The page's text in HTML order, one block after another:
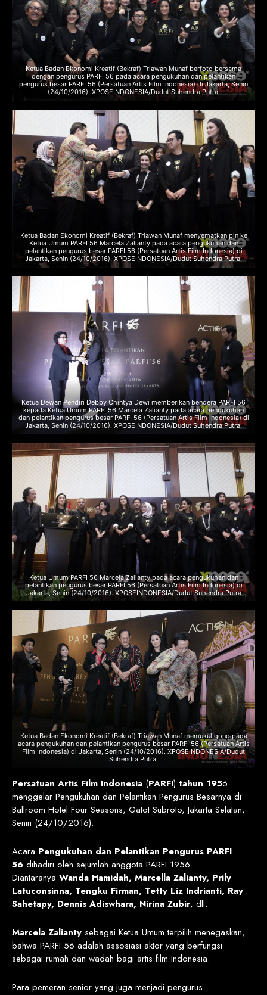
Ketua Badan Ekonomi Kreatif (Bekraf) Triawan Munaf berfoto bersama
dengan pengurus PARFI 56 pada acara pengukuhan dan pelantikan
pengurus besar PARFI 56 (Persatuan Artis Film Indonesia) di Jakarta, Senin
(24/10/2016). XPOSEINDONESIA/Dudut Suhendra Putra.
Ketua Badan Ekonomi Kreatif (Bekraf) Triawan Munaf menyematkan pin ke
Ketua Umum PARFI 56 Marcela Zalianty pada acara pengukuhan dan
pelantikan pengurus besar PARFI 56 (Persatuan Artis Film Indonesia) di
Jakarta, Senin (24/10/2016). XPOSEINDONESIA/Dudut Suhendra Putra.
Ketua Dewan Pendiri Debby Chintya Dewi memberikan bendera PARFI 56
kepada Ketua Umum PARFI 56 Marcela Zalianty pada acara pengukuhan
dan pelantikan pengurus besar PARFI 56 (Persatuan Artis Film Indonesia) di
Jakarta, Senin (24/10/2016). XPOSEINDONESIA/Dudut Suhendra Putra.
Ketua Umum PARFI 56 Marcela Zalianty pada acara pengukuhan dan
pelantikan pengurus besar PARFI 56 (Persatuan Artis Film Indonesia) di
Jakarta, Senin (24/10/2016). XPOSEINDONESIA/Dudut Suhendra Putra
Ketua Badan Ekonomi Kreatif (Bekraf) Triawan Munaf memukul gong pada
acara pengukuhan dan pelantikan pengurus besar PARFI 56 (Persatuan Artis
Film Indonesia) di Jakarta, Senin (24/10/2016). XPOSEINDONESIA/Dudut
Suhendra Putra.
Persatuan Artis Film Indonesia (PARFI) tahun 1956
menggelar Pengukuhan dan Pelantikan Pengurus Besarnya di
Ballroom Hotel Four Seasons, Gatot Subroto, Jakarta Selatan,
Senin (24/10/2016).
Acara Pengukuhan dan Pelantikan Pengurus PARFI
56 dihadiri oleh sejumlah anggota PARFI 1956.
Diantaranya Wanda Hamidah, Marcella Zalianty, Prily
Latuconsinna, Tengku Firman, Tetty Liz Indrianti, Ray
Sahetapy, Dennis Adiswhara, Nirina Zubir, dll.
Marcela Zalianty sebagai Ketua Umum terpilih menegaskan,
bahwa PARFI 56 adalah assosiasi aktor yang berfungsi
sebagai rumah dan wadah bagi artis film Indonesia.
Para pemeran senior yang juga menjadi pengurus